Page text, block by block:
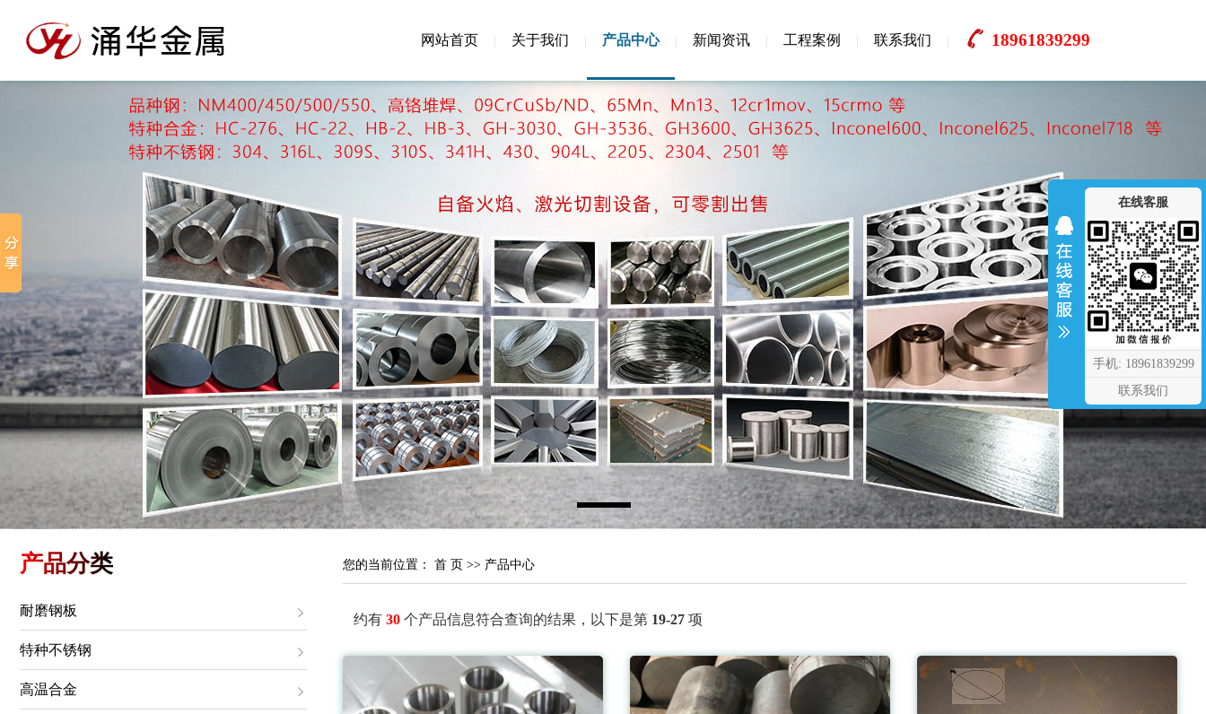
网站首页 关于我们 产品中心 新闻资讯 工程案例 联系我们 18961839299
产品分类
耐磨钢板
特种不锈钢
高温合金
您的当前位置： 首 页 >> 产品中心
约有 30 个产品信息符合查询的结果，以下是第 19-27 项
在线客服
手机: 18961839299
联系我们